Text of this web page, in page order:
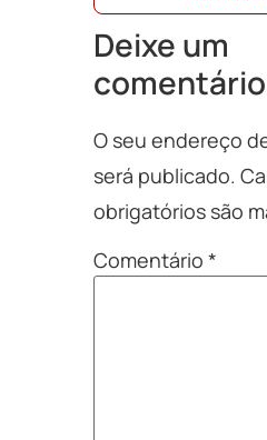
Deixe um
comentário
O seu endereço
será publicado.
obrigatórios são
Comentário *